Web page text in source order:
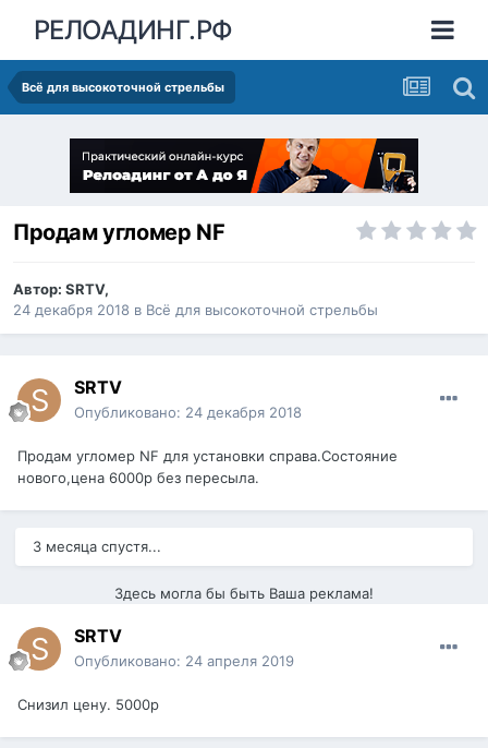
РЕЛОАДИНГ.РФ
Всё для высокоточной стрельбы
Продам угломер NF
Автор: SRTV,
24 декабря 2018 в Всё для высокоточной стрельбы
SRTV
Опубликовано: 24 декабря 2018
Продам угломер NF для установки справа.Состояние
нового,цена 6000р без пересыла.
3 месяца спустя...
Здесь могла бы быть Ваша реклама!
SRTV
Опубликовано: 24 апреля 2019
Снизил цену. 5000р